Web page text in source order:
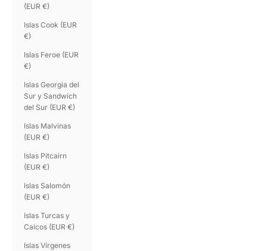
(EUR €)
Islas Cook (EUR
€)
Islas Feroe (EUR
€)
Islas Georgia del
Sur y Sandwich
del Sur (EUR €)
Islas Malvinas
(EUR €)
Islas Pitcairn
(EUR €)
Islas Salomón
(EUR €)
Islas Turcas y
Caicos (EUR €)
Islas Vírgenes